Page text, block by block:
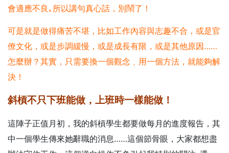
會適應不良｡所以講句真心話，別鬧了！
可是就是做得痛苦不堪，比如工作內容與志趣不合，或是官
僚文化，或是步調緩慢，或是成長有限，或是其他原因……
怎麼辦？其實，只需要換一個觀念﹑用一個方法，就能夠解
決！
斜槓不只下班能做，上班時一樣能做！
這陣子正值月初，我的斜槓學生都要做每月的進度報告，其
中一個學生傳來她辭職的消息……這個節骨眼，大家都想盡